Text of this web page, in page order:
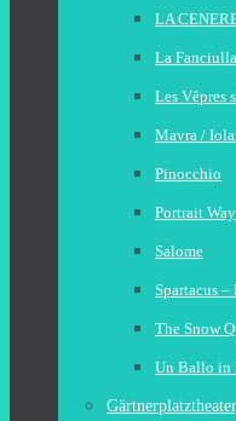
LA
La
Les Vêpres
Mavra /
Pinocchio
Portrait
Salome
Spartacus –
The Snow
Un Ballo in